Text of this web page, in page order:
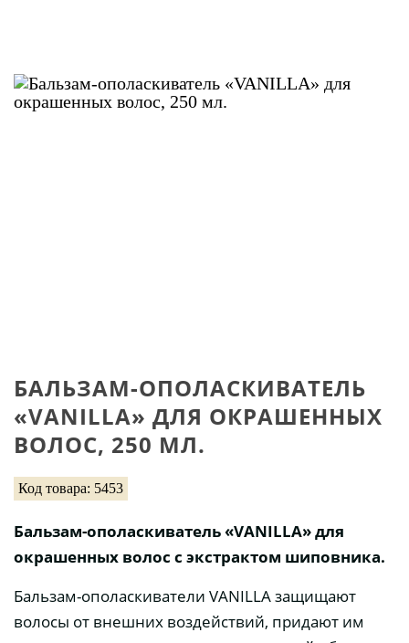
БАЛЬЗАМ-ОПОЛАСКИВАТЕЛЬ
«VANILLA» ДЛЯ ОКРАШЕННЫХ
ВОЛОС, 250 МЛ.
Код товара: 5453
Бальзам-ополаскиватель «VANILLA» для
окрашенных волос с экстрактом шиповника.
Бальзам-ополаскиватели VANILLA защищают
волосы от внешних воздействий, придают им